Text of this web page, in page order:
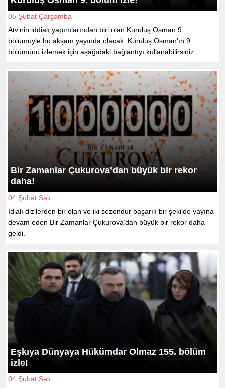
05 Şubat Çarşamba
Atv'nin iddialı yapımlarından biri olan Kuruluş Osman 9.
bölümüyle bu akşam yayında olacak. Kuruluş Osman'ın 9.
bölümünü izlemek için aşağıdaki bağlantıyı kullanabilirsiniz...
Bir Zamanlar Çukurova’dan büyük bir rekor
daha!
04 Şubat Salı
İdialı dizilerden bir olan ve iki sezondur başarılı bir şekilde yayına
devam eden Bir Zamanlar Çukurova’dan büyük bir rekor daha
geldi.
Eşkıya Dünyaya Hükümdar Olmaz 155. bölüm
izle!
04 Şubat Salı